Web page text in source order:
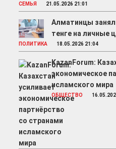
СЕМЬЯ 21.05.2026 21:01
Алматинцы
тенге на личные
ПОЛИТИКА 18.05.2026 21:04
KazanForum:
экономическое
исламского мира
ОБЩЕСТВО